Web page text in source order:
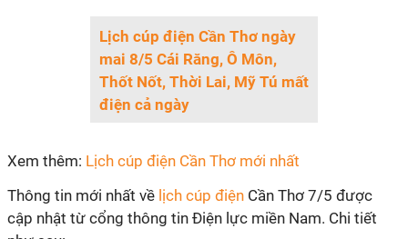
Lịch cúp điện Cần Thơ ngày
mai 8/5 Cái Răng, Ô Môn,
Thốt Nốt, Thời Lai, Mỹ Tú mất
điện cả ngày
Xem thêm: Lịch cúp điện Cần Thơ mới nhất
Thông tin mới nhất về lịch cúp điện Cần Thơ 7/5 được
cập nhật từ cổng thông tin Điện lực miền Nam. Chi tiết